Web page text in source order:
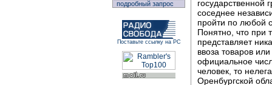
подробный запрос
Поставьте ссылку на РС
государственной
соседнее
пройти по любой
Понятно, что при
представляет
ввоза товаров
официальное
человек, то
Оренбургской